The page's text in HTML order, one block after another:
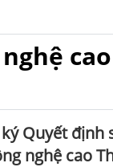
cao
Quyết
nghệ cao